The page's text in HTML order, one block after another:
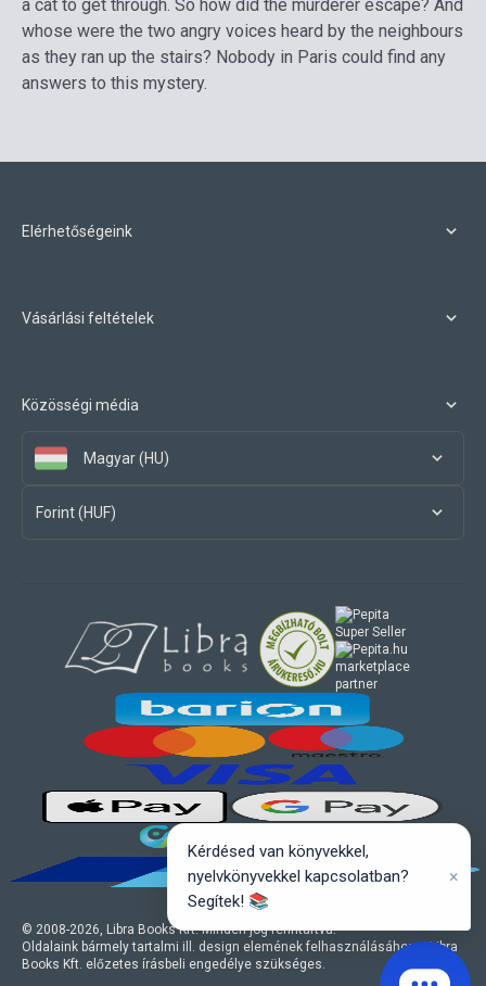
a cat to get through. So how did the murderer escape? And
whose were the two angry voices heard by the neighbours
as they ran up the stairs? Nobody in Paris could find any
answers to this mystery.
Elérhetőségeink
Vásárlási feltételek
Közösségi média
Magyar (HU)
Forint (HUF)
© 2008-2026, Libra Books Kft. Minden jog fenntartva.
Oldalaink bármely tartalmi ill. design elemének felhasználásához a Libra
Books Kft. előzetes írásbeli engedélye szükséges.
marketplace
partner
Kérdésed van könyvekkel,
nyelvkönyvekkel kapcsolatban?
Segítek! 📚
×